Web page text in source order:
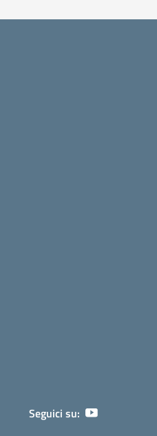
Seguici su: